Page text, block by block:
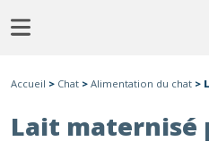
Accueil > Chat > Alimentation du chat >
Lait maternisé